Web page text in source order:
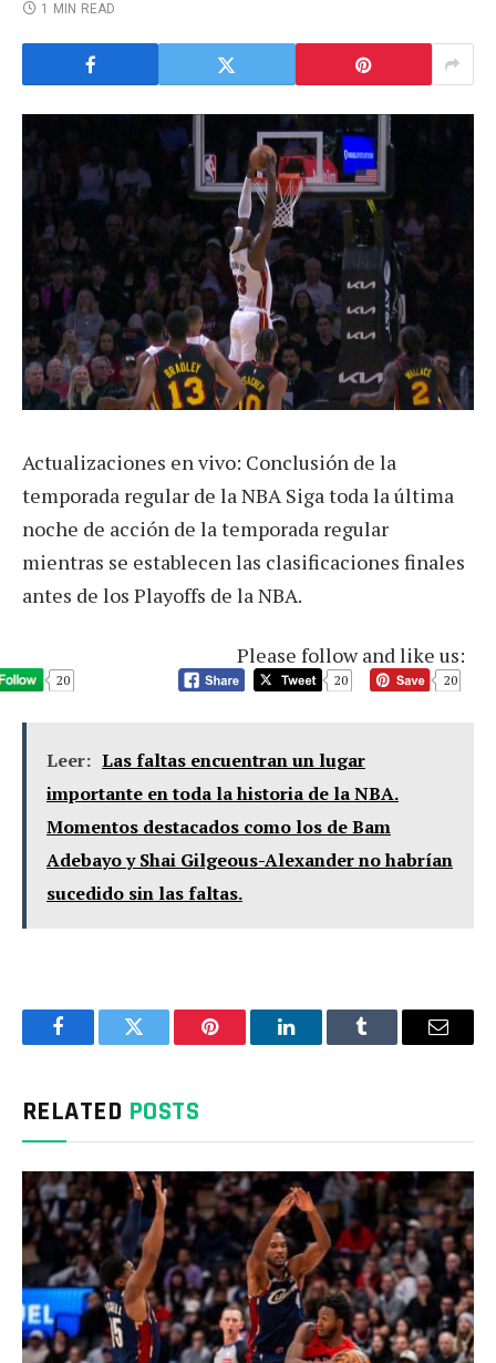
1 MIN READ
Actualizaciones en vivo: Conclusión de la
temporada regular de la NBA Siga toda la última
noche de acción de la temporada regular
mientras se establecen las clasificaciones finales
antes de los Playoffs de la NBA.
Please follow and like us:
20 20 20
Leer: Las faltas encuentran un lugar
importante en toda la historia de la NBA.
Momentos destacados como los de Bam
Adebayo y Shai Gilgeous-Alexander no habrían
sucedido sin las faltas.
FacebookTwitter Pinterest LinkedInTumblr Email
RELATED POSTS